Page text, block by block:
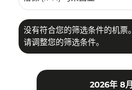
没有符合您的筛选条件的机票。
请调整您的筛选条件。
2026年 8月